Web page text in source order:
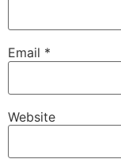
Email *
Website